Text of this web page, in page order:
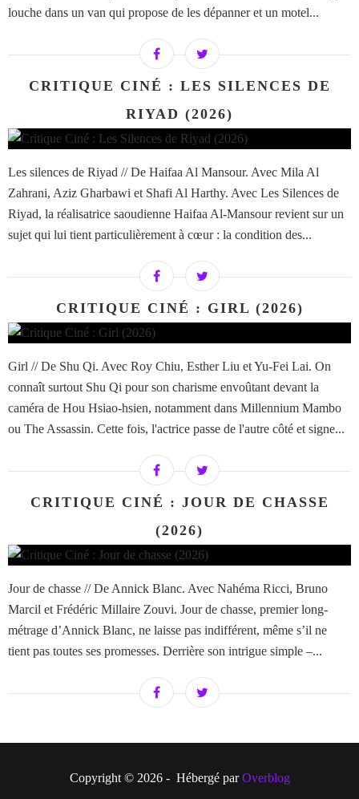
louche dans un van qui propose de les dépanner et un motel...
CRITIQUE CINÉ : LES SILENCES DE
RIYAD (2026)
Les silences de Riyad // De Haifaa Al Mansour. Avec Mila Al
Zahrani, Aziz Gharbawi et Shafi Al Harthy. Avec Les Silences de
Riyad, la réalisatrice saoudienne Haifaa Al-Mansour revient sur un
sujet qui lui tient particulièrement à cœur : la condition des...
CRITIQUE CINÉ : GIRL (2026)
Girl // De Shu Qi. Avec Roy Chiu, Esther Liu et Yu-Fei Lai. On
connaît surtout Shu Qi pour son charisme envoûtant devant la
caméra de Hou Hsiao-hsien, notamment dans Millennium Mambo
ou The Assassin. Cette fois, l'actrice passe de l'autre côté et signe...
CRITIQUE CINÉ : JOUR DE CHASSE
(2026)
Jour de chasse // De Annick Blanc. Avec Nahéma Ricci, Bruno
Marcil et Frédéric Millaire Zouvi. Jour de chasse, premier long-
métrage d’Annick Blanc, ne laisse pas indifférent, même s’il ne
tient pas toutes ses promesses. Derrière son intrigue simple –...
Copyright © 2026 - Hébergé parOverblog